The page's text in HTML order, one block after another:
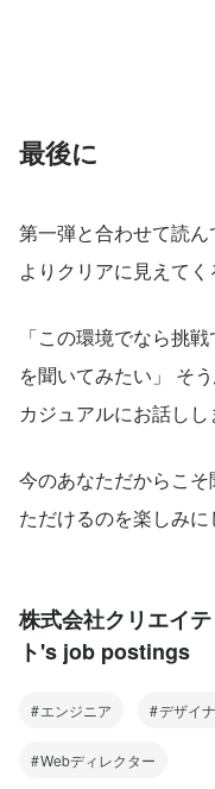
最後に
第一弾と合わせて読
よりクリアに見えてく
「この環境でなら挑
を聞いてみたい」 そ
カジュアルにお話しし
今のあなただからこ
ただけるのを楽しみに
株式会社クリエイ
ト's job postings
エンジニア デザイ
Webディレクター